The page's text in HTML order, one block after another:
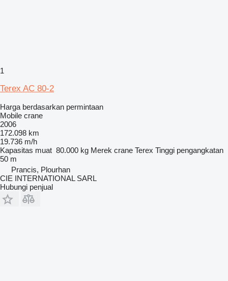
1
Terex AC 80-2
Harga berdasarkan permintaan
Mobile crane
2006
172.098 km
19.736 m/h
Kapasitas muat 80.000 kg Merek crane Terex Tinggi pengangkatan
50 m
Prancis, Plourhan
CIE INTERNATIONAL SARL
Hubungi penjual